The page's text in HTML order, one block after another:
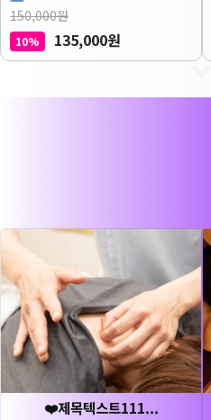
150,000원
10% 135,000원
❤️제목텍스트111...